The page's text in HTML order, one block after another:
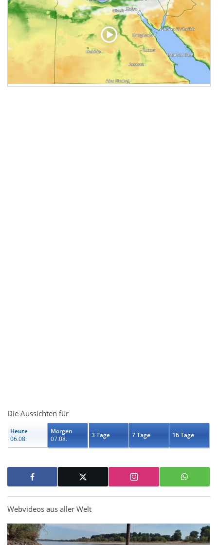
Die Aussichten für
Heute
06.08.
Morgen
07.08.
3 Tage 7 Tage 16 Tage
Webvideos aus aller Welt